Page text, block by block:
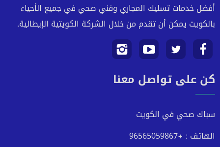
أفضل خدمات تسليك المجاري وفني صحي في جميع الأحياء
بالكويت يمكن أن تقدم من خلال الشركة الكويتية الإيطالية.
تابعنا
على
تابعنا
على
تويتر
تابعنا
على
تابعنا
علىكن على تواصل معنا
سباك صحي في الكويت
الهاتف : +96565059867